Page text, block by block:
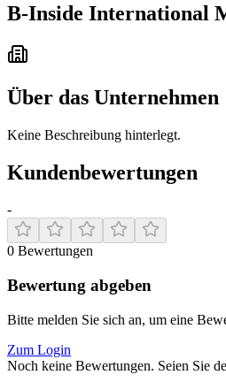
B-Inside International
Über das Unternehmen
Keine Beschreibung hinterlegt.
Kundenbewertungen
-
0 Bewertungen
Bewertung abgeben
Bitte melden Sie sich an, um eine
Zum Login
Noch keine Bewertungen. Seien Sie